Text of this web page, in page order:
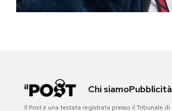
Area Personale
Newsletter
Chi siamoPubblicità
Il Post è una testata registrata presso il Tribunale